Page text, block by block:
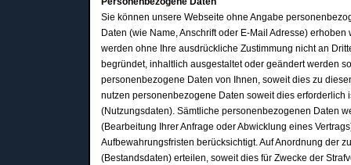
Sie können unsere Webseite ohne Angabe
Daten (wie Name, Anschrift oder E-Mail Adresse)
werden ohne Ihre ausdrückliche Zustimmung nicht an
begründet, inhaltlich ausgestaltet oder geändert werden
personenbezogene Daten von Ihnen, soweit dies zu
nutzen personenbezogene Daten soweit dies
(Nutzungsdaten). Sämtliche personenbezogenen Daten
(Bearbeitung Ihrer Anfrage oder Abwicklung eines
Aufbewahrungsfristen berücksichtigt. Auf Anordnung der
(Bestandsdaten) erteilen, soweit dies für Zwecke der